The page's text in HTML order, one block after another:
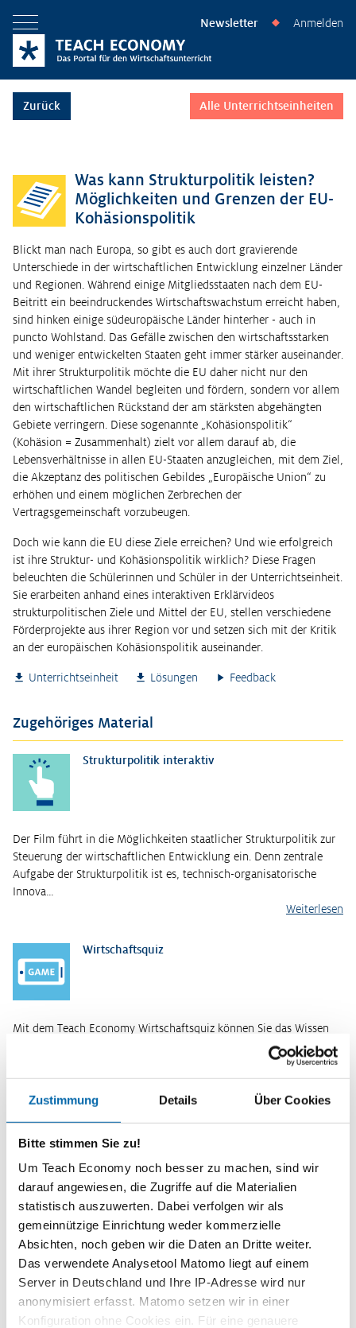
Zustimmung Details Über Cookies
Bitte stimmen Sie zu!
Um Teach Economy noch besser zu machen, sind wir
darauf angewiesen, die Zugriffe auf die Materialien
statistisch auszuwerten. Dabei verfolgen wir als
gemeinnützige Einrichtung weder kommerzielle
Absichten, noch geben wir die Daten an Dritte weiter.
Das verwendete Analysetool Matomo liegt auf einem
Server in Deutschland und Ihre IP-Adresse wird nur
anonymisiert erfasst. Matomo setzen wir in einer
Konfiguration ohne Cookies ein. Für eine genauere
Menü öffnen Newsletter ◆ Anmelden
Zurück Alle Unterrichtseinheiten
Was kann Strukturpolitik leisten?
Möglichkeiten und Grenzen der EU-
Kohäsionspolitik
Blickt man nach Europa, so gibt es auch dort gravierende
Unterschiede in der wirtschaftlichen Entwicklung einzelner Länder
und Regionen. Während einige Mitgliedsstaaten nach dem EU-
Beitritt ein beeindruckendes Wirtschaftswachstum erreicht haben,
sind hinken einige südeuropäische Länder hinterher - auch in
puncto Wohlstand. Das Gefälle zwischen den wirtschaftsstarken
und weniger entwickelten Staaten geht immer stärker auseinander.
Mit ihrer Strukturpolitik möchte die EU daher nicht nur den
wirtschaftlichen Wandel begleiten und fördern, sondern vor allem
den wirtschaftlichen Rückstand der am stärksten abgehängten
Gebiete verringern. Diese sogenannte „Kohäsionspolitik“
(Kohäsion = Zusammenhalt) zielt vor allem darauf ab, die
Lebensverhältnisse in allen EU-Staaten anzugleichen, mit dem Ziel,
die Akzeptanz des politischen Gebildes „Europäische Union“ zu
erhöhen und einem möglichen Zerbrechen der
Vertragsgemeinschaft vorzubeugen.
Doch wie kann die EU diese Ziele erreichen? Und wie erfolgreich
ist ihre Struktur- und Kohäsionspolitik wirklich? Diese Fragen
beleuchten die Schülerinnen und Schüler in der Unterrichtseinheit.
Sie erarbeiten anhand eines interaktiven Erklärvideos
strukturpolitischen Ziele und Mittel der EU, stellen verschiedene
Förderprojekte aus ihrer Region vor und setzen sich mit der Kritik
an der europäischen Kohäsionspolitik auseinander.
Unterrichtseinheit Lösungen Feedback
Zugehöriges Material
Strukturpolitik interaktiv
Der Film führt in die Möglichkeiten staatlicher Strukturpolitik zur
Steuerung der wirtschaftlichen Entwicklung ein. Denn zentrale
Aufgabe der Strukturpolitik ist es, technisch-organisatorische
Innova…
Weiterlesen
Wirtschaftsquiz
Mit dem Teach Economy Wirtschaftsquiz können Sie das Wissen
Ihrer Klassen testen. Der Spielanreiz ist groß. Denn Ihre
Schülerinnen und Schüler sammeln nicht nur Punkte für sich
selbst, sondern treten…
Weiterlesen
Wirtschaftspolitik
Zeitbedarf
2 Unterrichtsstunden
Stufe
Sekundarstufe II
Vorwissen
Strukturwandel, Instrumente staatlicher Strukturpolitik